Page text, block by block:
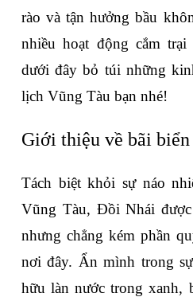
rào và tận hưởng bầu
nhiều hoạt động cắm
dưới đây bỏ túi những
lịch Vũng Tàu bạn nhé!
Giới thiệu về bãi
Tách biệt khỏi sự náo
Vũng Tàu, Đồi Nhái
nhưng chẳng kém phần
nơi đây. Ẩn mình trong
hữu làn nước trong xanh,